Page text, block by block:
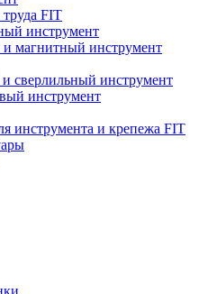
FIT
инструмент
и магнитный инструмент
сверлильный инструмент
инструмент
инструмента и крепежа FIT